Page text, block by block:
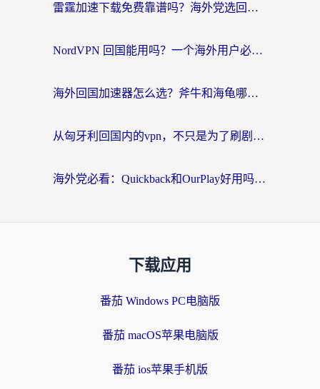
雷霆加速下载免费靠谱吗？海外党选回国加速器的避坑指南（附热门工具对比）
NordVPN 回国能用吗？一个海外用户必须面对的真实困境
海外回国加速器怎么选？斧牛和海龟哪个好？一篇帮你避开坑的实用指南
从匈牙利回国内的vpn，不只是为了刷剧那么简单
海外党必看：Quickback和OurPlay好用吗？3分钟选对回国加速器，无缝刷剧玩游戏
下载应用
番茄 Windows PC电脑版
番茄 macOS苹果电脑版
番茄 ios苹果手机版